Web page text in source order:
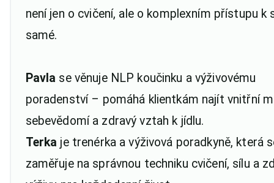
není jen o cvičení, ale o komplexním přístupu k
samé.
Pavla se věnuje NLP koučinku a výživovému
poradenství – pomáhá klientkám najít vnitřní
Terka je trenérka a výživová poradkyně, která
zaměřuje na správnou techniku cvičení, sílu a